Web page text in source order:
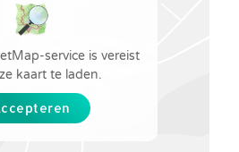
service is vereist
kaart te laden.